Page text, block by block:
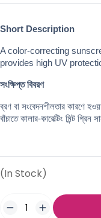
Short Description
A color-correcting
provides high UV
সংক্ষিপ্ত বিবরণ
ব্রণ বা সংবেদনশীলতার কারণে
বাঁচাতে কালার-কারেক্টিং মিন্ট গ্রিন
(In Stock)